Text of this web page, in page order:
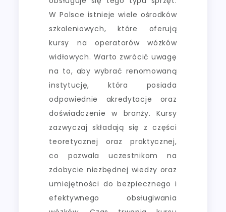
W Polsce istnieje wiele ośrodków
szkoleniowych, które oferują
kursy na operatorów wózków
widłowych. Warto zwrócić uwagę
na to, aby wybrać renomowaną
instytucję, która posiada
odpowiednie akredytacje oraz
doświadczenie w branży. Kursy
zazwyczaj składają się z części
teoretycznej oraz praktycznej,
co pozwala uczestnikom na
zdobycie niezbędnej wiedzy oraz
umiejętności do bezpiecznego i
efektywnego obsługiwania